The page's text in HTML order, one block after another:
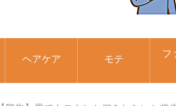
ヘアケア モテ
フ